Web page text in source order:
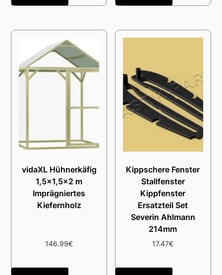
vidaXL Hühnerkäfig
1,5×1,5×2 m
Imprägniertes
Kiefernholz
146.99€
Kippschere Fenster
Stallfenster
Kippfenster
Ersatzteil Set
Severin Ahlmann
214mm
17.47€